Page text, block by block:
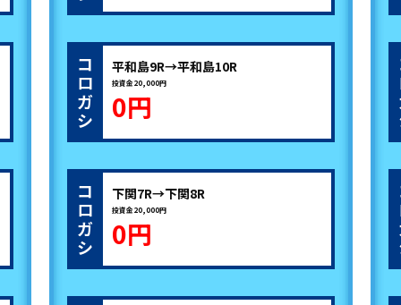
コ
ロ
ガ
シ
平和島9R→平和島10R
投資金20,000円
0円
コ
ロ
ガ
シ
下関7R→下関8R
投資金20,000円
0円